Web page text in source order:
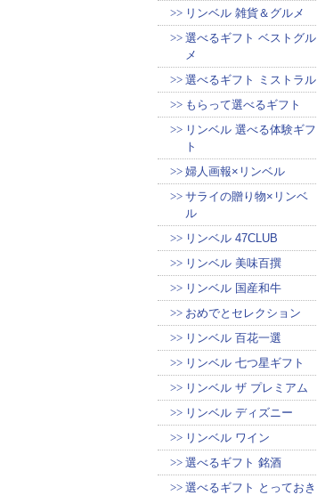
リンベル 雑貨＆グルメ
選べるギフト ベストグル
メ
選べるギフト ミストラル
もらって選べるギフト
リンベル 選べる体験ギフ
ト
婦人画報×リンベル
サライの贈り物×リンベ
ル
リンベル 47CLUB
リンベル 美味百撰
リンベル 国産和牛
おめでとセレクション
リンベル 百花一選
リンベル 七つ星ギフト
リンベル ザ プレミアム
リンベル ディズニー
リンベル ワイン
選べるギフト 銘酒
選べるギフト とっておき